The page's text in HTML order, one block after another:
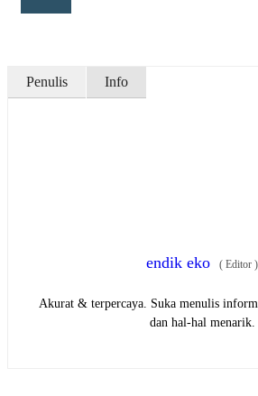
Penulis Info
endik eko ( Editor )
Akurat & terpercaya. Suka menulis
dan hal-hal menarik.